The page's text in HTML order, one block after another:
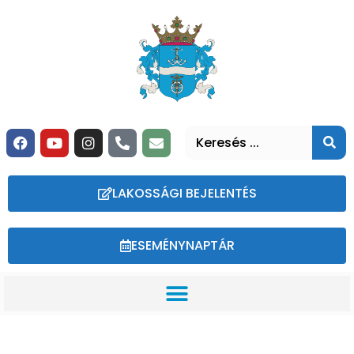
LAKOSSÁGI BEJELENTÉS
ESEMÉNYNAPTÁR